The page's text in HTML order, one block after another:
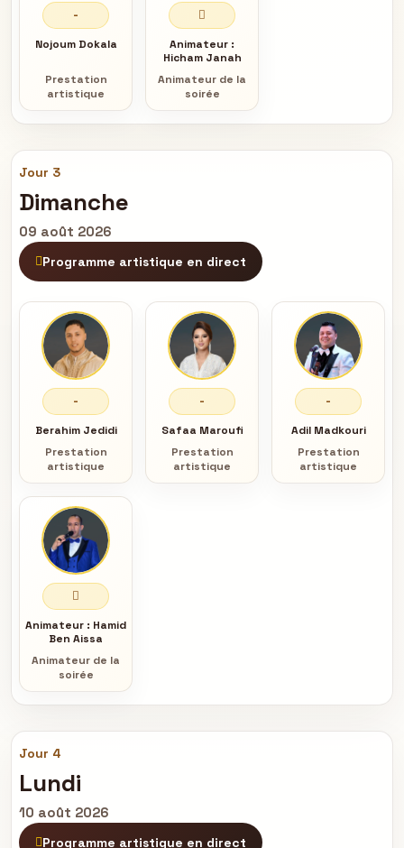
-
Nojoum Dokala
Prestation
artistique
Animateur :
Hicham Janah
Animateur de la
soirée
Jour 3
Dimanche
09 août 2026
Programme artistique en direct
-
Berahim Jedidi
Prestation
artistique
-
Safaa Maroufi
Prestation
artistique
-
Adil Madkouri
Prestation
artistique
Animateur : Hamid
Ben Aissa
Animateur de la
soirée
Jour 4
Lundi
10 août 2026
Programme artistique en direct